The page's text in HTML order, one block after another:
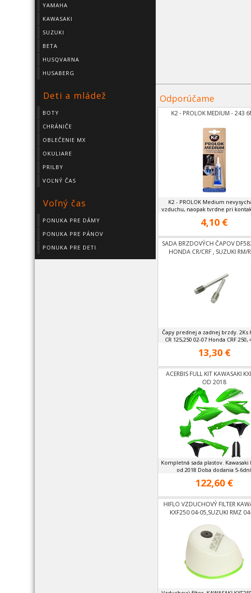
YAMAHA
KAWASAKI
SUZUKI
BETA
HUSQVARNA
HUSABERG
Deti a mládež
BOTY
CHRÁNIČE
OBLEČENIE MX
OKULIARE
PRILBY
VOĽNÝ ČAS
Voľný čas
PONUKA PRE DÁMY
PONUKA PRE PÁNOV
PONUKA PRE DETI
Odporúčame
K2 - PROLOK MEDIUM - 243
K2 - PROLOK Medium
vzduchu, naopak tvrdne pri
4,10 €
SADA BRZDOVÝCH ČAPOV
HONDA CR/CRF , SUZUKI RM/
Čapy prednej a zadnej brzdy. 2Ks
CR 125,250 02-07 Honda CRF 250,
13,30 €
ACERBIS FULL KIT KAWASAKI
OD 2018
Kompletná sada plastov. Kawasaki
od 2018 Doba dodania 5-6dní.
122,60 €
HIFLO VZDUCHOVÝ FILTER
KXF250 04-05,SUZUKI RMZ